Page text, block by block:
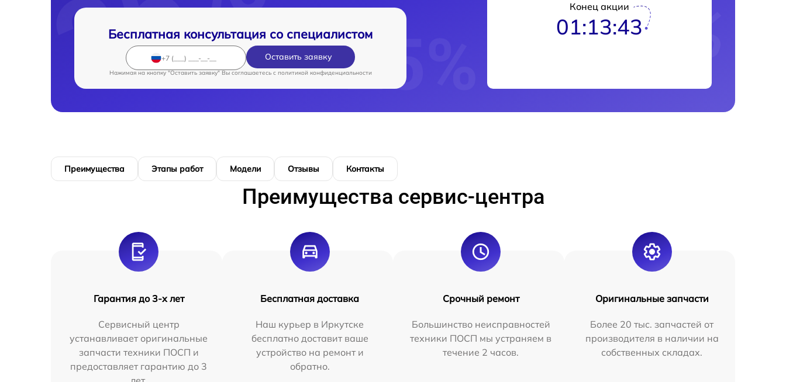
Бесплатная консультация со специалистом
Оставить заявку
Нажимая на кнопку "Оставить заявку" Вы соглашаетесь c политикой конфиденциальности
Конец акции
01:13:42
Преимущества Этапы работ Модели Отзывы Контакты
Преимущества сервис-центра
Гарантия до 3-х лет
Сервисный центр
устанавливает оригинальные
запчасти техники ПОСП и
предоставляет гарантию до 3
Бесплатная доставка
Наш курьер в Иркутске
бесплатно доставит ваше
устройство на ремонт и
обратно.
Срочный ремонт
Большинство неисправностей
техники ПОСП мы устраняем в
течение 2 часов.
Оригинальные запчасти
Более 20 тыс. запчастей от
производителя в наличии на
собственных складах.